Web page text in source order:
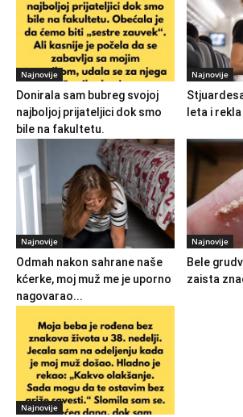
Najnovije
Donirala sam bubreg svojoj
najboljoj prijateljici dok smo
bile na fakultetu.
Najnovije
leta i
Najnovije
Odmah nakon sahrane naše
kćerke, moj muž me je uporno
nagovarao...
Najnovije
Bele
zaista
Najnovije